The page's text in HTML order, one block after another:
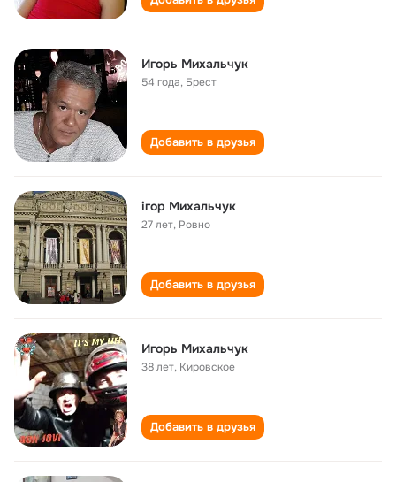
Игорь Михальчук
54 года, Брест
Добавить в друзья
ігор Михальчук
27 лет, Ровно
Добавить в друзья
Игорь Михальчук
38 лет, Кировское
Добавить в друзья